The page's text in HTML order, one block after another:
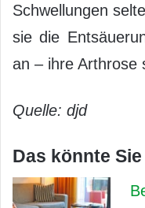
Schwellungen
sie die
an – ihre Arthrose
Quelle: djd
Das könnte